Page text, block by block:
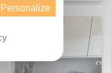
Personalize